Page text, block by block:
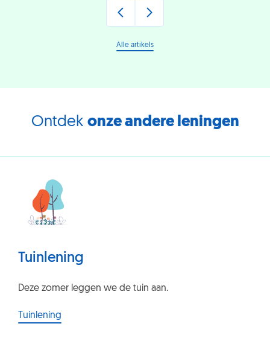
Alle artikels
Ontdek onze andere leningen
Tuinlening
Deze zomer leggen we de tuin aan.
Tuinlening